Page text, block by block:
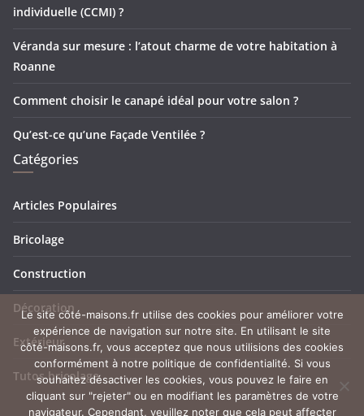
individuelle (CCMI) ?
Véranda sur mesure : l’atout charme de votre habitation à
Roanne
Comment choisir le canapé idéal pour votre salon ?
Qu’est-ce qu’une Façade Ventilée ?
Catégories
Articles Populaires
Bricolage
Construction
Décoration
Extérieur
Tutos bricolage
Le site côté-maisons.fr utilise des cookies pour améliorer votre
expérience de navigation sur notre site. En utilisant le site
côté-maisons.fr, vous acceptez que nous utilisions des cookies
conformément à notre politique de confidentialité. Si vous
souhaitez désactiver les cookies, vous pouvez le faire en
cliquant sur "rejeter" ou en modifiant les paramètres de votre
navigateur. Cependant, veuillez noter que cela peut affecter